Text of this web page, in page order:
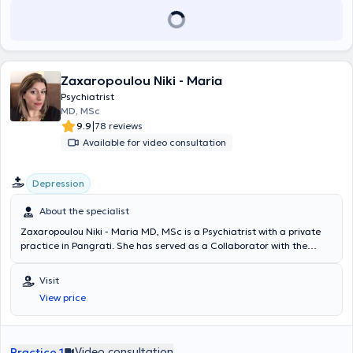
Zaxaropoulou Niki - Maria
Psychiatrist
MD, MSc
9.9|78 reviews
Available for video consultation
Depression
About the specialist
Zaxaropoulou Niki - Maria MD, MSc is a Psychiatrist with a private
practice in Pangrati. She has served as a Collaborator with the
Agency AmKE Anodos. She graduated from the Medical School of
Aristotle University of Thessaloniki and specialized in psychiatry at
the Hellenic Center for Mental Hygiene and Research and the
Aeginiteio University Hospital. Additionally, she completed
University of Athens focusing on the Promotion of Mental Health and
Visit
View price